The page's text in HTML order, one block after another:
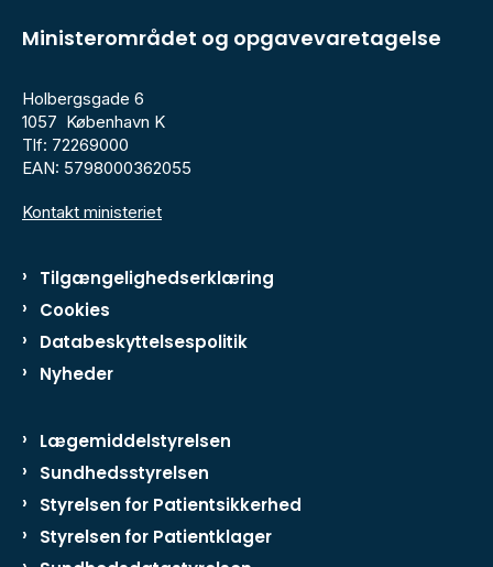
Ministerområdet og opgavevaretagelse
Holbergsgade 6
1057 København K
Tlf: 72269000
EAN: 5798000362055
Kontakt ministeriet
Tilgængelighedserklæring
Cookies
Databeskyttelsespolitik
Nyheder
Lægemiddelstyrelsen
Sundhedsstyrelsen
Styrelsen for Patientsikkerhed
Styrelsen for Patientklager